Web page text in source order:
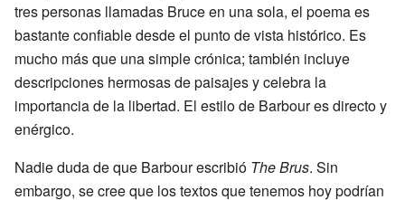
tres personas llamadas Bruce en una sola, el poema es
bastante confiable desde el punto de vista histórico. Es
mucho más que una simple crónica; también incluye
descripciones hermosas de paisajes y celebra la
importancia de la libertad. El estilo de Barbour es directo y
enérgico.
Nadie duda de que Barbour escribió The Brus. Sin
embargo, se cree que los textos que tenemos hoy podrían